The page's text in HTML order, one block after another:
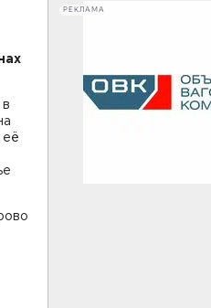
её
РЕКЛАМА